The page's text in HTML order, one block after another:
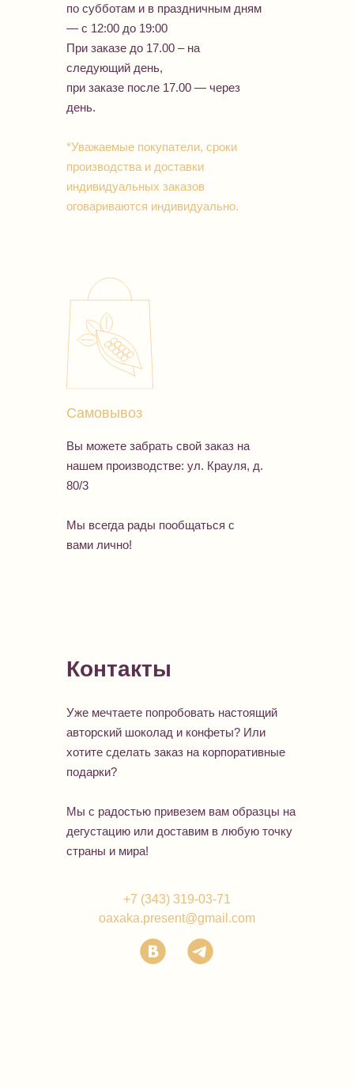
по субботам и в праздничным дням
— с 12:00 до 19:00
При заказе до 17.00 – на
следующий день,
при заказе после 17.00 — через
день.
*Уважаемые покупатели, сроки
производства и доставки
индивидуальных заказов
оговариваются индивидуально.
Вы можете забрать свой заказ на
нашем производстве: ул. Крауля, д.
80/3
Мы всегда рады пообщаться с
вами лично!
Самовывоз
Контакты
Уже мечтаете попробовать настоящий
авторский шоколад и конфеты? Или
хотите сделать заказ на корпоративные
подарки?
Мы с радостью привезем вам образцы на
дегустацию или доставим в любую точку
страны и мира!
+7 (343) 319-03-71
oaxaka.present@gmail.com